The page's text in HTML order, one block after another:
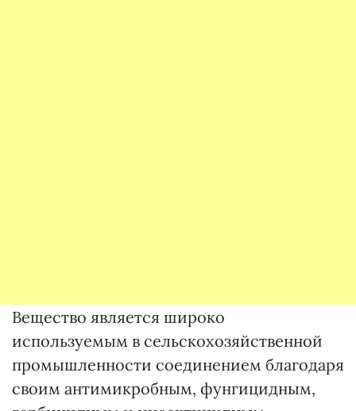
Вещество является широко
используемым в сельскохозяйственной
промышленности соединением благодаря
своим антимикробным, фунгицидным,